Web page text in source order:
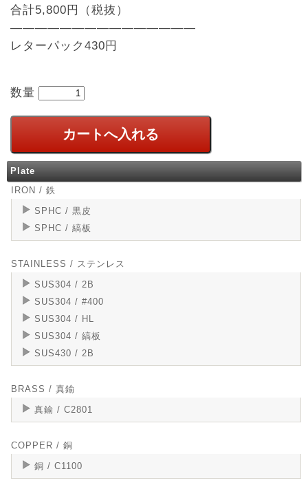
合計5,800円（税抜）
———————————————
レターパック430円
数量
Plate
IRON / 鉄
SPHC / 黒皮
SPHC / 縞板
STAINLESS / ステンレス
SUS304 / 2B
SUS304 / #400
SUS304 / HL
SUS304 / 縞板
SUS430 / 2B
BRASS / 真鍮
真鍮 / C2801
COPPER / 銅
銅 / C1100